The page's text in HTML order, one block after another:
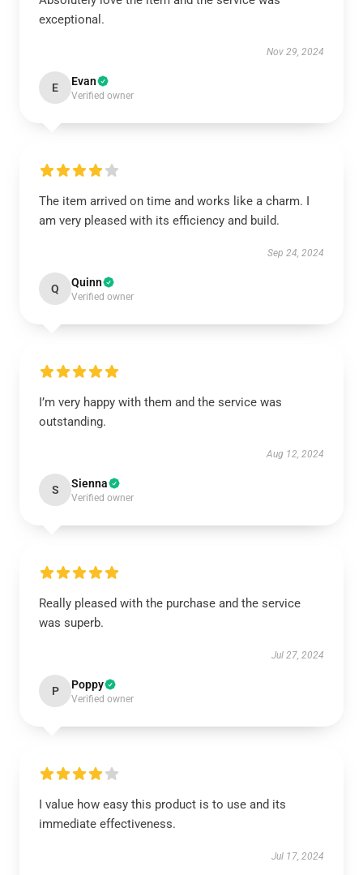
exceptional.
Nov 29, 2024
E Evan
Verified owner
The item arrived on time and works like a charm. I
am very pleased with its efficiency and build.
Sep 24, 2024
Q Quinn
Verified owner
I’m very happy with them and the service was
outstanding.
Aug 12, 2024
S Sienna
Verified owner
Really pleased with the purchase and the service
was superb.
Jul 27, 2024
P Poppy
Verified owner
I value how easy this product is to use and its
immediate effectiveness.
Jul 17, 2024